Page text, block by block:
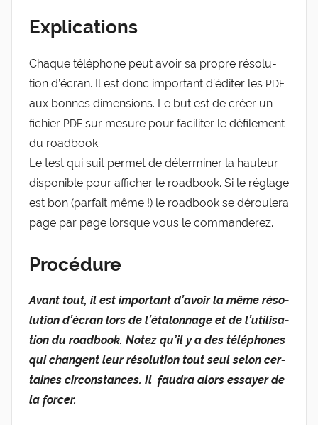
Explications
Chaque télé­phone peut avoir sa propre réso­lu­
tion d’é­cran. Il est donc impor­tant d’é­di­ter les PDF
aux bonnes dimen­sions. Le but est de créer un
fichier PDF sur mesure pour faci­li­ter le défi­le­ment
du road­book.
Le test qui suit per­met de déter­mi­ner la hau­teur
dis­po­nible pour affi­cher le road­book. Si le réglage
est bon (par­fait même !) le road­book se dérou­le­ra
page par page lorsque vous le commanderez.
Procédure
Avant tout, il est impor­tant d’a­voir la même réso­
lu­tion d’é­cran lors de l’é­ta­lon­nage et de l’u­ti­li­sa­
tion du road­book. Notez qu’il y a des télé­phones
qui changent leur réso­lu­tion tout seul selon cer­
taines cir­cons­tances. Il fau­dra alors essayer de
la forcer.